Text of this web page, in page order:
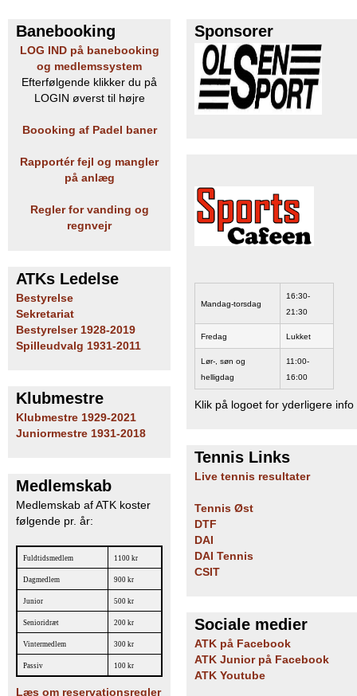
e
n
K
u
PADEL I ATK
Banebooking
LOG IND på banebooking
og medlemssystem
Efterfølgende klikker du på
LOGIN øverst til højre
Boooking af Padel baner
Rapportér fejl og mangler
på anlæg
Regler for vanding og
regnvejr
ATKs Ledelse
Bestyrelse
Sekretariat
Bestyrelser 1928-2019
Spilleudvalg 1931-2011
Klubmestre
Klubmestre 1929-2021
Juniormestre 1931-2018
Medlemskab
Medlemskab af ATK koster
følgende pr. år:
Fuldtidsmedlem 1100 kr
Dagmedlem 900 kr
Junior 500 kr
Senioridræt 200 kr
Vintermedlem 300 kr
Passiv 100 kr
Læs om reservationsregler
Sponsorer
Mandag-torsdag
16:30-
21:30
Fredag Lukket
Lør-, søn og
helligdag
11:00-
16:00
Klik på logoet for yderligere info
Tennis Links
Live tennis resultater
Tennis Øst
DTF
DAI
DAI Tennis
CSIT
Sociale medier
ATK på Facebook
ATK Junior på Facebook
ATK Youtube